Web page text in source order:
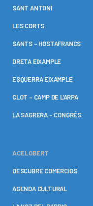
SANT ANTONI
LES CORTS
SANTS – HOSTAFRANCS
DRETA EIXAMPLE
ESQUERRA EIXAMPLE
CLOT – CAMP DE L’ARPA
LA SAGRERA – CONGRÉS
ACELOBERT
DESCUBRE COMERCIOS
AGENDA CULTURAL